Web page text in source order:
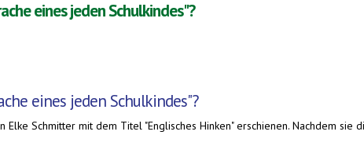
eines jeden Schulkindes"?
eines jeden Schulkindes"?
Schmitter mit dem Titel "Englisches Hinken" erschienen. Nachdem
Schulkindes"?